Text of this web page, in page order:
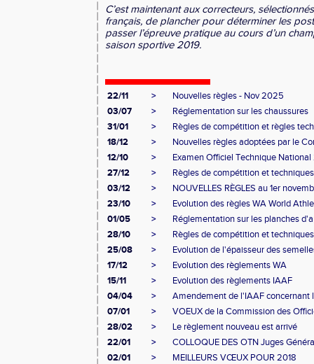
C’est maintenant aux correcteurs,
français, de plancher pour déterminer les
passer l’épreuve pratique au cours d’un
saison sportive 2019.
22/11 >
Nouvelles règles - Nov 2025
03/07
>
Réglementation sur les chaussures
31/01
>
Règles de compétition et règles
18/12
>
Nouvelles règles adoptées par le
12/10
>
Examen Officiel Technique
27/12
>
Règles de compétition et
03/12
>
NOUVELLES RÈGLES au 1er
23/10
>
Evolution des règles WA World
01/05
>
Réglementation sur les planches
28/10
>
Règles de compétition et
25/08
>
Evolution de l'épaisseur des
17/12
>
Evolution des règlements WA
15/11
>
Evolution des règlements IAAF
04/04
>
Amendement de l'IAAF concernant
07/01
>
VOEUX de la Commission des
28/02
>
Le règlement nouveau est arrivé
22/01
>
COLLOQUE DES OTN Juges
02/01
>
MEILLEURS VŒUX POUR 2018